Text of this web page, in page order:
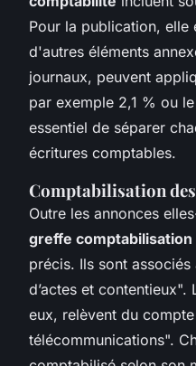
Pour la publication,
d'autres éléments
journaux, peuvent
par exemple 2,1 % ou
essentiel de séparer
écritures comptables.
Comptabilisation
Outre les annonces
greffe comptabilisation
précis. Ils sont
d’actes et
eux, relèvent du
télécommunications".